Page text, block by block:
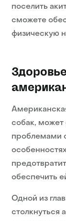
поселить
сможете
физическую
собак, может
проблемами
обеспечить
Одной из
столкнуться